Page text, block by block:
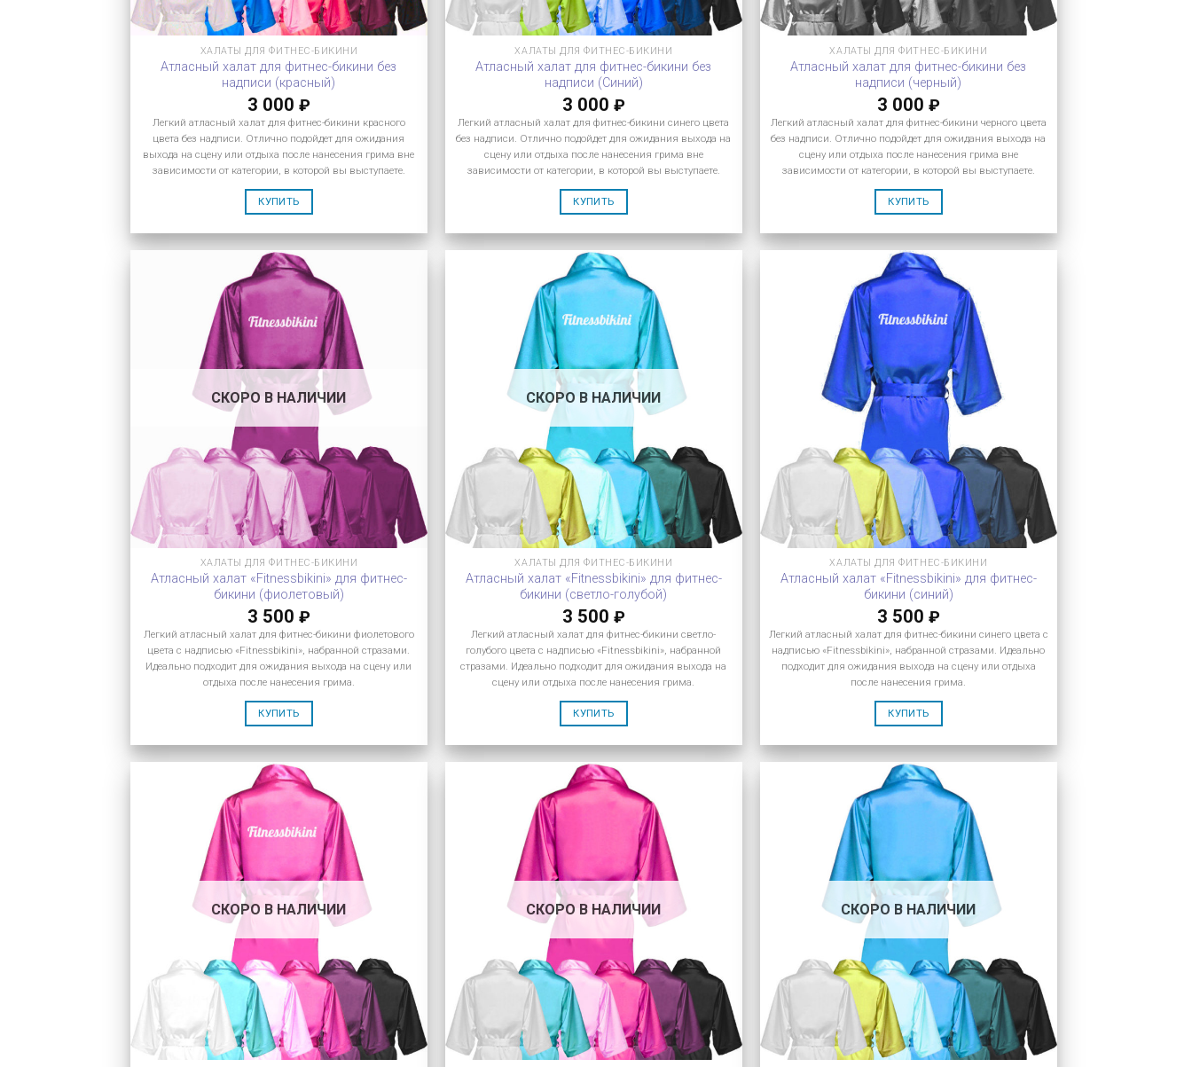
ХАЛАТЫ ДЛЯ ФИТНЕС-БИКИНИ
Атласный халат для фитнес-бикини без
надписи (красный)
3 000 ₽
Легкий атласный халат для фитнес-бикини красного
цвета без надписи. Отлично подойдет для ожидания
выхода на сцену или отдыха после нанесения грима вне
зависимости от категории, в которой вы выступаете.
КУПИТЬ
ХАЛАТЫ ДЛЯ ФИТНЕС-БИКИНИ
Атласный халат для фитнес-бикини без
надписи (Синий)
3 000 ₽
Легкий атласный халат для фитнес-бикини синего цвета
без надписи. Отлично подойдет для ожидания выхода на
сцену или отдыха после нанесения грима вне
зависимости от категории, в которой вы выступаете.
КУПИТЬ
ХАЛАТЫ ДЛЯ ФИТНЕС-БИКИНИ
Атласный халат для фитнес-бикини без
надписи (черный)
3 000 ₽
Легкий атласный халат для фитнес-бикини черного цвета
без надписи. Отлично подойдет для ожидания выхода на
сцену или отдыха после нанесения грима вне
зависимости от категории, в которой вы выступаете.
КУПИТЬ
СКОРО В НАЛИЧИИ
ХАЛАТЫ ДЛЯ ФИТНЕС-БИКИНИ
Атласный халат «Fitnessbikini» для фитнес-
бикини (фиолетовый)
3 500 ₽
Легкий атласный халат для фитнес-бикини фиолетового
цвета с надписью «Fitnessbikini», набранной стразами.
Идеально подходит для ожидания выхода на сцену или
отдыха после нанесения грима.
КУПИТЬ
СКОРО В НАЛИЧИИ
ХАЛАТЫ ДЛЯ ФИТНЕС-БИКИНИ
Атласный халат «Fitnessbikini» для фитнес-
бикини (светло-голубой)
3 500 ₽
Легкий атласный халат для фитнес-бикини светло-
голубого цвета с надписью «Fitnessbikini», набранной
стразами. Идеально подходит для ожидания выхода на
сцену или отдыха после нанесения грима.
КУПИТЬ
ХАЛАТЫ ДЛЯ ФИТНЕС-БИКИНИ
Атласный халат «Fitnessbikini» для фитнес-
бикини (синий)
3 500 ₽
Легкий атласный халат для фитнес-бикини синего цвета с
надписью «Fitnessbikini», набранной стразами. Идеально
подходит для ожидания выхода на сцену или отдыха
после нанесения грима.
КУПИТЬ
СКОРО В НАЛИЧИИ СКОРО В НАЛИЧИИ СКОРО В НАЛИЧИИ